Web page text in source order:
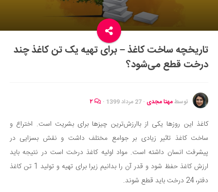
آشپزی
سفر و گردشگری
ایران گردی
جهان گردی
موفقیت و مهارت‌های فردی
تغذیه سالم
بهداشت
بیماری و درمان
کودک و مادر
تاریخچه ساخت کاغذ – برای تهیه یک تن کاغذ چند
درخت قطع ‌می‌شود؟
توسطمهتا مجدی · 27 مرداد 1399 ·
کاغذ این روزها یکی از باارزش‌ترین چیزها برای بشریت است. اختراع و
ساخت کاغذ تاثیر زیادی بر جوامع مختلف داشت و نقش بسزایی در
پیشرفت انسان داشته است. مواد اولیه کاغذ درخت است در نتیجه باید
ارزش کاغذ حفظ شود و قدر آن را بدانیم زیرا برای تهیه و تولید 1 تن کاغذ
دفتر، 24 درخت باید قطع شوند.